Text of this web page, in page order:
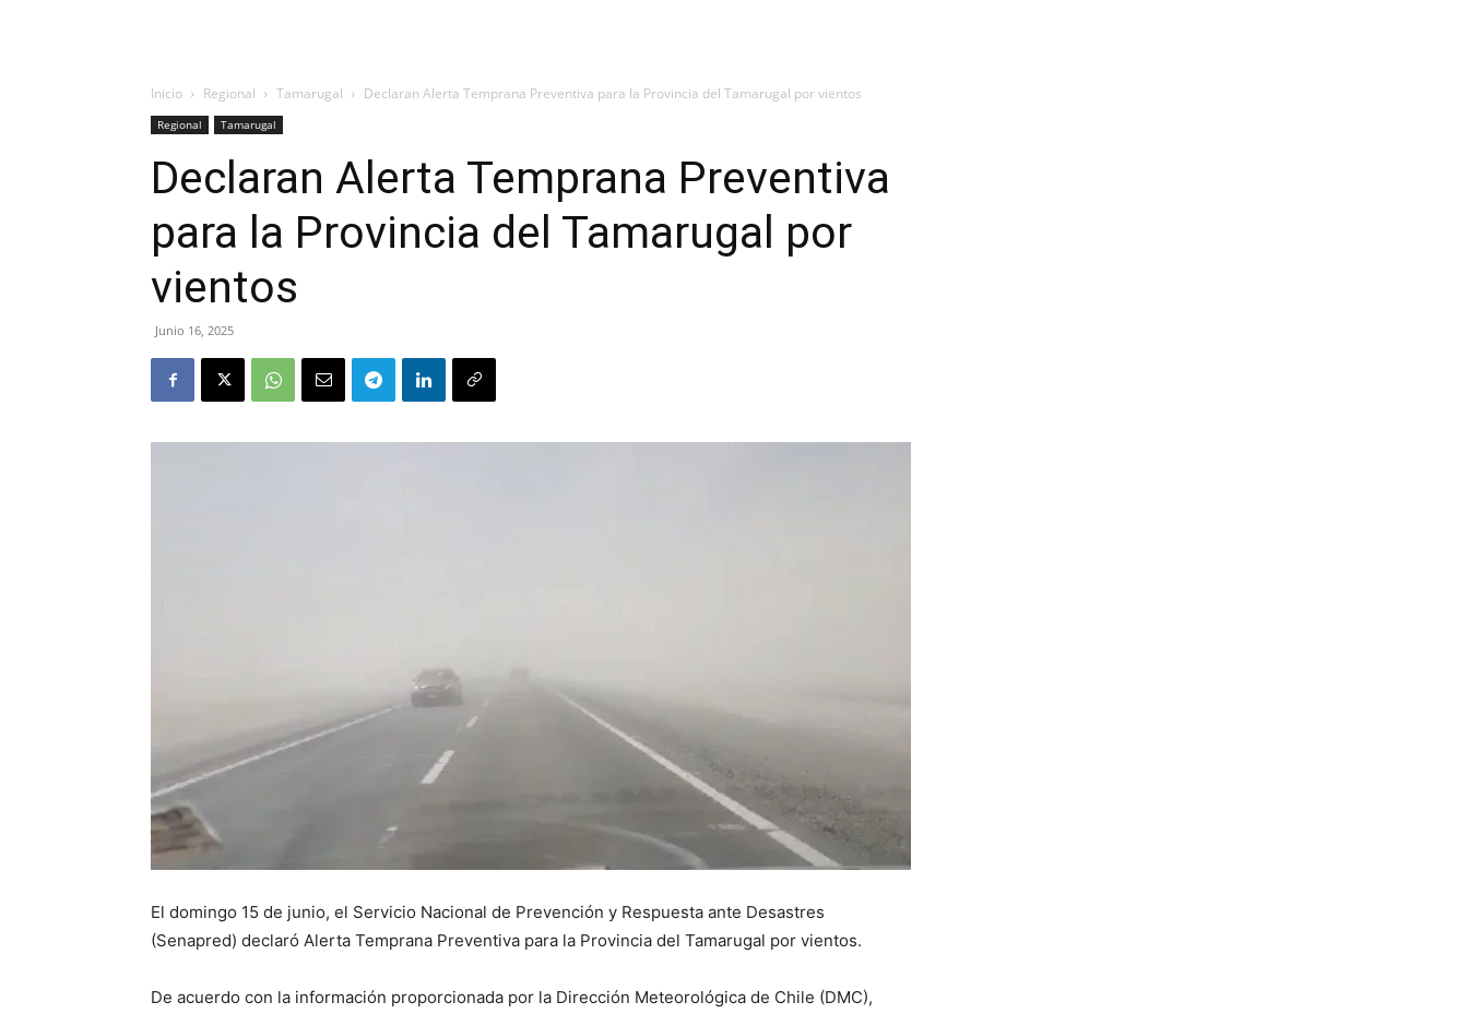
Inicio Regional Tamarugal Declaran Alerta Temprana Preventiva para la Provincia del Tamarugal por vientos
Regional Tamarugal
Declaran Alerta Temprana Preventiva
para la Provincia del Tamarugal por
vientos
Junio 16, 2025
El domingo 15 de junio, el Servicio Nacional de Prevención y Respuesta ante Desastres
(Senapred) declaró Alerta Temprana Preventiva para la Provincia del Tamarugal por vientos.
De acuerdo con la información proporcionada por la Dirección Meteorológica de Chile (DMC),